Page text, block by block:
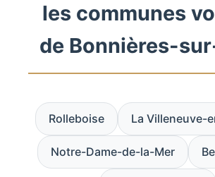
les communes
de Bonnières-
Rolleboise La Villeneuve-
Notre-Dame-de-la-Mer